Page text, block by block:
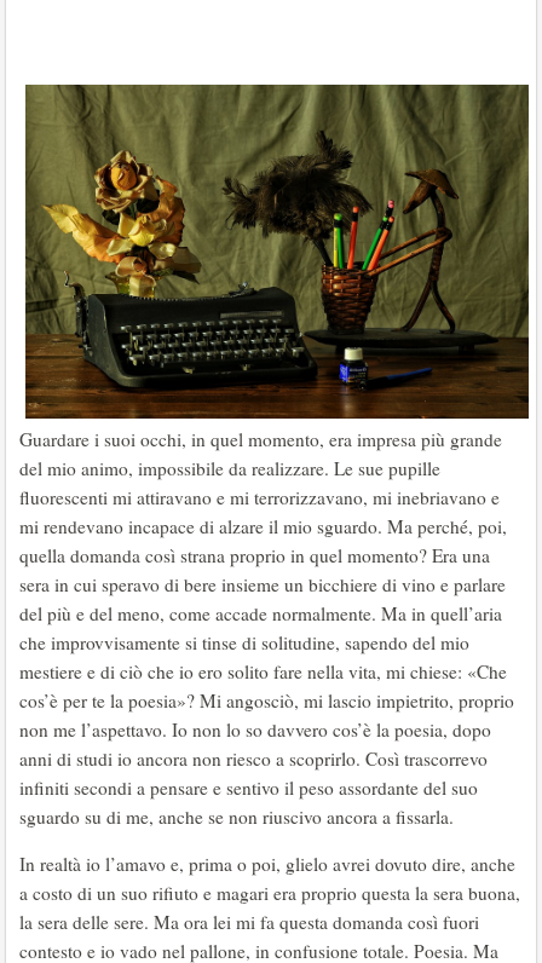
Guardare i suoi occhi, in quel momento, era impresa più grande
del mio animo, impossibile da realizzare. Le sue pupille
fluorescenti mi attiravano e mi terrorizzavano, mi inebriavano e
mi rendevano incapace di alzare il mio sguardo. Ma perché, poi,
quella domanda così strana proprio in quel momento? Era una
sera in cui speravo di bere insieme un bicchiere di vino e parlare
del più e del meno, come accade normalmente. Ma in quell’aria
che improvvisamente si tinse di solitudine, sapendo del mio
mestiere e di ciò che io ero solito fare nella vita, mi chiese: «Che
cos’è per te la poesia»? Mi angosciò, mi lascio impietrito, proprio
non me l’aspettavo. Io non lo so davvero cos’è la poesia, dopo
anni di studi io ancora non riesco a scoprirlo. Così trascorrevo
infiniti secondi a pensare e sentivo il peso assordante del suo
sguardo su di me, anche se non riuscivo ancora a fissarla.
In realtà io l’amavo e, prima o poi, glielo avrei dovuto dire, anche
a costo di un suo rifiuto e magari era proprio questa la sera buona,
la sera delle sere. Ma ora lei mi fa questa domanda così fuori
contesto e io vado nel pallone, in confusione totale. Poesia. Ma